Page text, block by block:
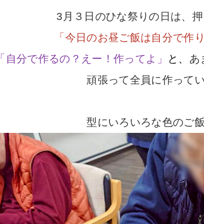
3月３日のひな祭りの日は、
「今日のお昼ご飯は自分で作
「自分で作るの？えー！作ってよ」
と 、 あ
頑張って全員に作って
型にいろいろな色のご